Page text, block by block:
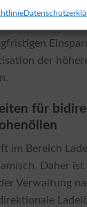
einer
der
für
im Bereich
Daher ist
Verwaltung